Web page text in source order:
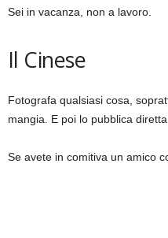
Sei in vacanza, non a lavoro.
Il Cinese
Fotografa qualsiasi cosa,
mangia. E poi lo pubblica
Se avete in comitiva un amico